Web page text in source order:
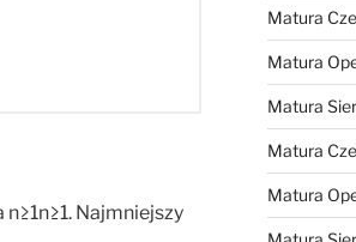
Najmniejszy
Matura
Matura
Matura
Matura
Matura